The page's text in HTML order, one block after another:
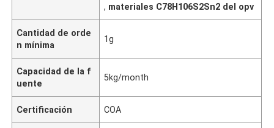
, materiales C78H106S2Sn2 del opv
Cantidad de orde
n mínima
1g
Capacidad de la f
uente
5kg/month
Certificación COA